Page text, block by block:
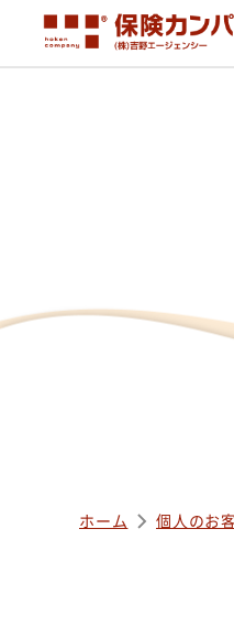
ホーム 個人のお